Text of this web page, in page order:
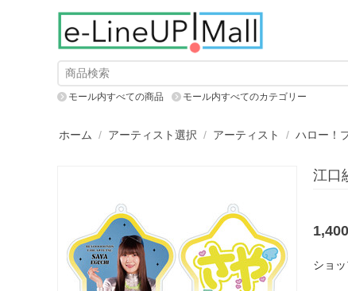
モール内すべての商品 モール内すべてのカテゴリー
ホーム / アーティスト選択 / アーティスト / ハロー！
江口
1,400
ショ